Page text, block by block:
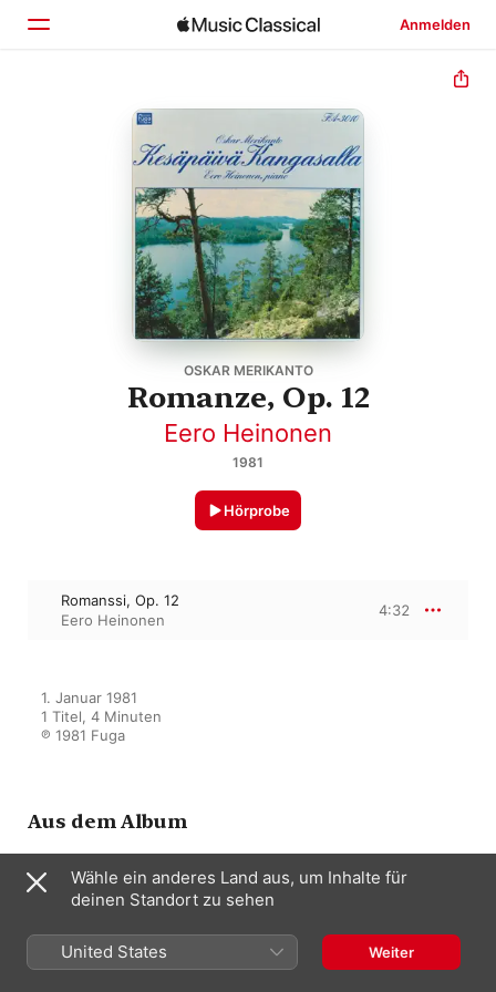
Anmelden
Startseite
Entdecken
OSKAR MERIKANTO
Romanze, Op. 12
Eero Heinonen
1981
Hörprobe
Romanssi, Op. 12
Eero Heinonen
4:32
1. Januar 1981
1 Titel, 4 Minuten
℗ 1981 Fuga
Aus dem Album
Kesäpäivä Kangasalla
Eero Heinonen
Wähle ein anderes Land aus, um Inhalte für
deinen Standort zu sehen
United States Weiter